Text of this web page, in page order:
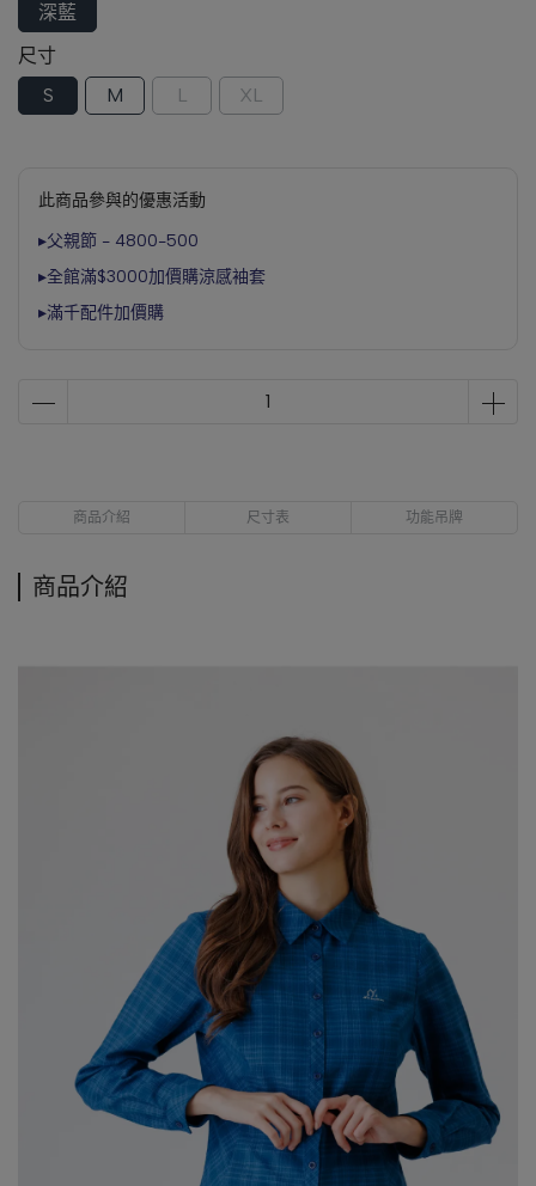
深藍
尺寸
S
M L XL
此商品參與的優惠活動
▸父親節 - 4800-500
▸全館滿$3000加價購涼感袖套
▸滿千配件加價購
商品介紹 尺寸表 功能吊牌
商品介紹